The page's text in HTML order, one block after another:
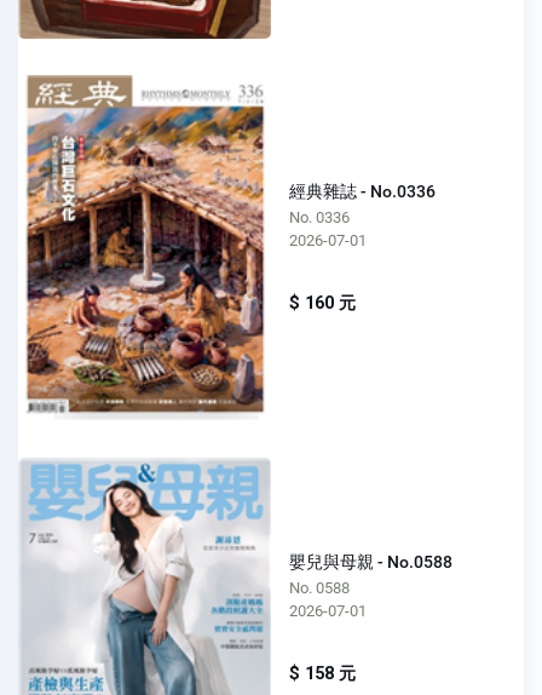
經典雜誌 - No.0336
No. 0336
2026-07-01
$ 160 元
嬰兒與母親 - No.0588
No. 0588
2026-07-01
$ 158 元